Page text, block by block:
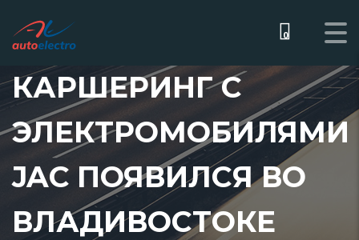
0
КАРШЕРИНГ С
ЭЛЕКТРОМОБИЛЯМИ
JAC ПОЯВИЛСЯ ВО
ВЛАДИВОСТОКЕ